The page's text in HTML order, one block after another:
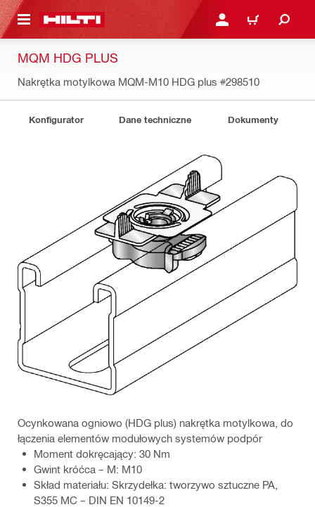
GŁÓWNEJ ZALOGUJ SIĘ LUB
KOSZYK
MQM HDG PLUS
Nakrętka motylkowa MQM-M10 HDG plus #298510
Konfigurator Dane techniczne Dokumenty
Ocynkowana ogniowo (HDG plus) nakrętka motylkowa, do
łączenia elementów modułowych systemów podpór
Moment dokręcający: 30 Nm
Gwint króćca – M: M10
Skład materiału: Skrzydełka: tworzywo sztuczne PA,
S355 MC – DIN EN 10149-2